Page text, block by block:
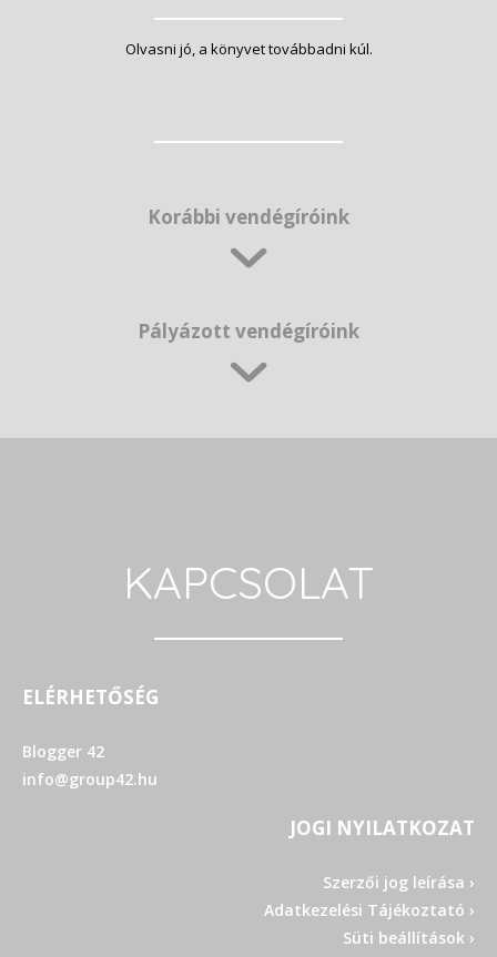
Olvasni jó, a könyvet továbbadni kúl.
Korábbi vendégíróink
Pályázott vendégíróink
KAPCSOLAT
ELÉRHETŐSÉG
Blogger 42
info@group42.hu
JOGI NYILATKOZAT
Szerzői jog leírása ›
Adatkezelési Tájékoztató ›
Süti beállítások ›